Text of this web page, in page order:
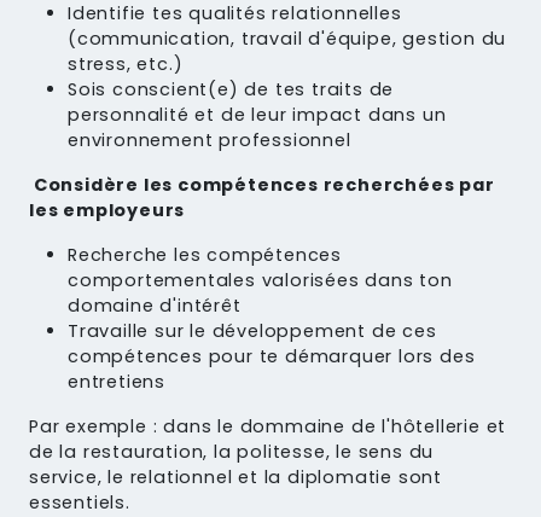
Identifie tes qualités relationnelles
(communication, travail d'équipe, gestion du
stress, etc.)
Sois conscient(e) de tes traits de
personnalité et de leur impact dans un
environnement professionnel
Considère les compétences recherchées par
les employeurs
Recherche les compétences
comportementales valorisées dans ton
domaine d'intérêt
Travaille sur le développement de ces
compétences pour te démarquer lors des
entretiens
Par exemple : dans le dommaine de l'hôtellerie et
de la restauration, la politesse, le sens du
service, le relationnel et la diplomatie sont
essentiels.